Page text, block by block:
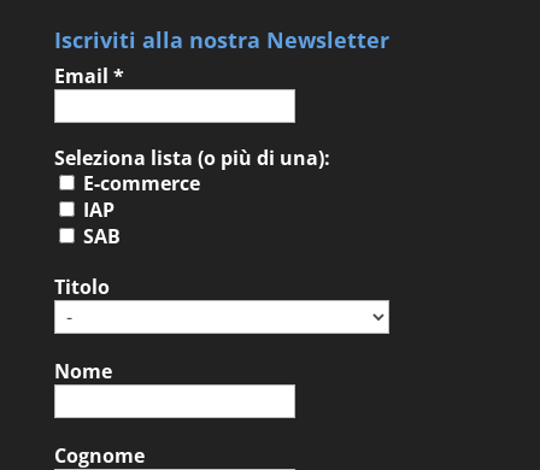
Iscriviti alla nostra Newsletter
Email *
Seleziona lista (o più di una):
E-commerce
IAP
SAB
Titolo
Nome
Cognome